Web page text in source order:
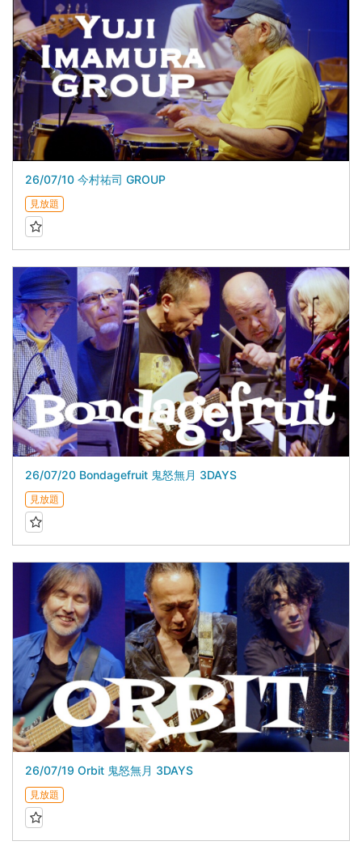
26/07/10 今村祐司 GROUP
見放題
26/07/20 Bondagefruit 鬼怒無月 3DAYS
見放題
26/07/19 Orbit 鬼怒無月 3DAYS
見放題